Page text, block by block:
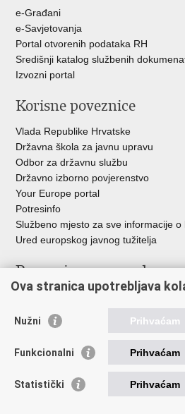
e-Građani
e-Savjetovanja
Portal otvorenih podataka RH
Središnji katalog službenih
Izvozni portal
Korisne poveznice
Vlada Republike Hrvatske
Državna škola za javnu upravu
Odbor za državnu službu
Državno izborno povjerenstvo
Your Europe portal
Potresinfo
Službeno mjesto za sve informacije o
Ured europskog javnog tužitelja
Poveznice pravosudnog
Državno odvjetništvo
Ured za suzbijanje korupcije i
Državnoodvjetničko vijeće
Hrvatska odvjetnička komora
Ova stranica upotrebljava
Nužni Prihvaćam
Funkcionalni Prihvaćam
Statistički Prihvaćam